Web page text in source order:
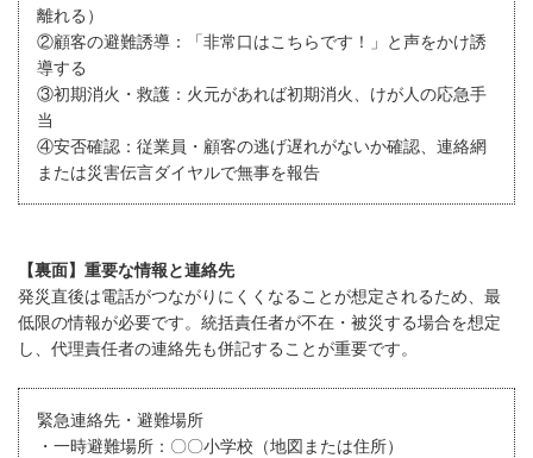
離れる）
②顧客の避難誘導：「非常口はこちらです！」と声をかけ誘
導する
③初期消火・救護：火元があれば初期消火、けが人の応急手
当
④安否確認：従業員・顧客の逃げ遅れがないか確認、連絡網
または災害伝言ダイヤルで無事を報告
【裏面】重要な情報と連絡先
発災直後は電話がつながりにくくなることが想定されるため、最
低限の情報が必要です。統括責任者が不在・被災する場合を想定
し、代理責任者の連絡先も併記することが重要です。
緊急連絡先・避難場所
・一時避難場所：〇〇小学校（地図または住所）